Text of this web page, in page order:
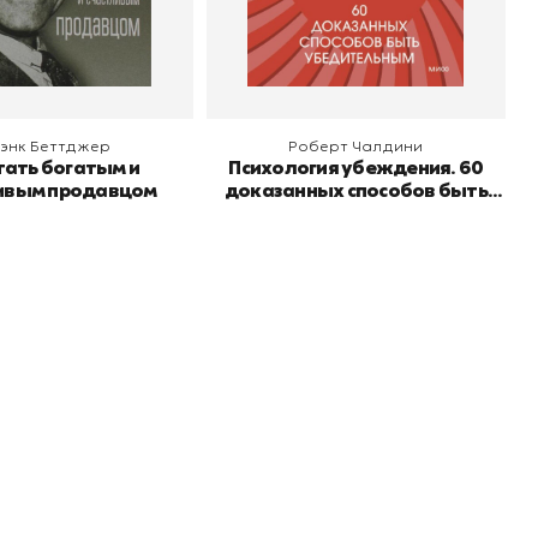
Беттджер
богатым и
продавцом
В корзину
Роберт Чалдини
Психология убеждения. 60
доказанных способов быть